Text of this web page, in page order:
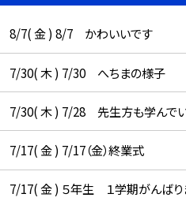
8/7( 金 ) 8/7 かわいいです
7/30( 木 ) 7/30 へちまの様子
7/30( 木 ) 7/28 先生方も学んで
7/17( 金 ) 7/17（金）終業式
7/17( 金 ) ５年生 １学期がんばり